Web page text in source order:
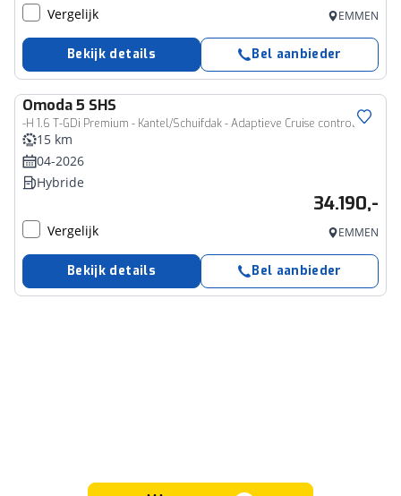
Vergelijk EMMEN
Bekijk details Bel aanbieder
Omoda5 SHS
-H 1.6 T-GDi Premium - Kantel/Schuifdak - Adaptieve Cruise control - Ventilatie Voorstoelen - Privacy Glass - Stoel/Stuurwiel Verwarming - 1000KM Rijbereik - 7 Jaar Fabrieksgarantie
15 km
04-2026
Hybride
34.190,-
Vergelijk EMMEN
Bekijk details Bel aanbieder